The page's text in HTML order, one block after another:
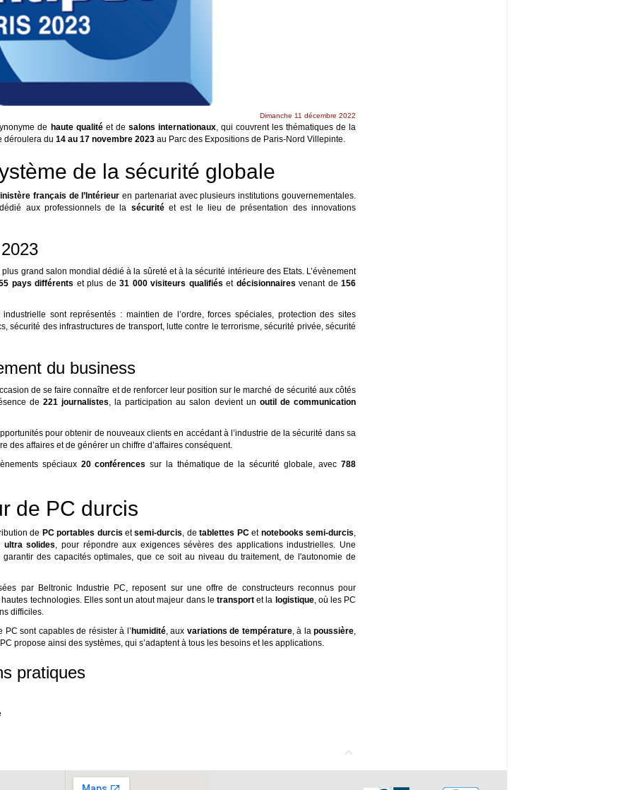
Dimanche 11 décembre 2022
de haute qualitéet de salons internationaux, qui couvrent les thématiques de la
déroulera du 14 au 17 novembre 2023 au Parc des Expositions de Paris-Nord Villepinte.
de la sécurité globale
français de l’Intérieuren partenariat avec plusieurs institutions gouvernementales.
aux professionnels de la sécuritéet est le lieu de présentation des innovations
plus grand salon mondial dédié à la sûreté et à la sécurité intérieure des Etats. L’évènement
pays différents et plus de 31 000 visiteurs qualifiés et décisionnaires venant de 156
sont représentés : maintien de l’ordre, forces spéciales, protection des sites
sécurité des infrastructures de transport, lutte contre le terrorisme, sécurité privée, sécurité
du business
de se faire connaître et de renforcer leur position sur le marché de sécurité aux côtés
de 221 journalistes, la participation au salon devient un outil de communication
pour obtenir de nouveaux clients en accédant à l’industrie de la sécurité dans sa
des affaires et de générer un chiffre d’affaires conséquent.
spéciaux20 conférencessur la thématique de la sécurité globale, avec788
de PC durcis
de PC portables durcis etsemi-durcis, de tablettes PCet notebooks semi-durcis,
ultra solides, pour répondre aux exigences sévères des applications industrielles. Une
des capacités optimales, que ce soit au niveau du traitement, de l'autonomie de
par Beltronic Industrie PC, reposent sur une offre de constructeurs reconnus pour
technologies. Elles sont un atout majeur dans le transportet la logistique, où les PC
difficiles.
PC sont capables de résister à l’ humidité, aux variations de température, à lapoussière,
propose ainsi des systèmes, qui s’adaptent à tous les besoins et les applications.
pratiques